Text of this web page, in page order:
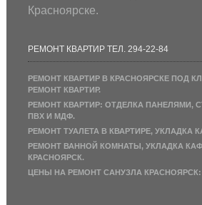
Красноярске.
РЕМОНТ КВАРТИР ТЕЛ. 294-22-84
РЕМОНТ КВАРТИР В КРАСНОЯРСКЕ ПОД
РЕМОНТ КВАРТИР.
РЕМОНТ КВАРТИР: ОТДЕЛКА ПАНЕЛЯМИ,
ПВХ И МДФ.
РЕМОНТ ТУАЛЕТА В КВАРТИРЕ, УКЛАДКА
РЕМОНТ ВАННОЙ КОМНАТЫ, УКЛАДКА
КРАСНОЯРСК.
ЦЕНЫ НА РЕМОНТ САНУЗЛА